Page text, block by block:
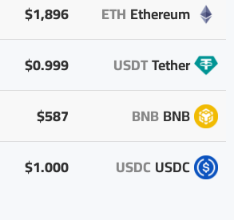
Ethereum
ETH
$1,896
Tether
USDT
$0.999
BNB
BNB
$587
USDC
USDC
$1.000